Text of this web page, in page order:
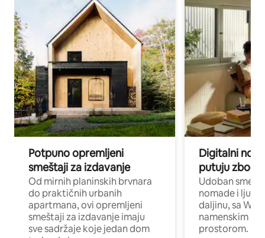
Potpuno opremljeni
smeštaji za izdavanje
Od mirnih planinskih brvnara
do praktičnih urbanih
apartmana, ovi opremljeni
smeštaji za izdavanje imaju
sve sadržaje koje jedan dom
Digitalni
putuju zbog
Udoban
nomade i ljude
daljinu, sa Wi-
namenskim
prostorom.